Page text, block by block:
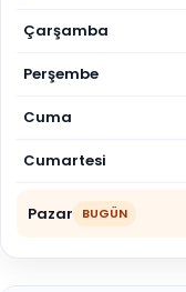
Çarşamba
Perşembe
Cuma
Cumartesi
Pazar BUGÜN